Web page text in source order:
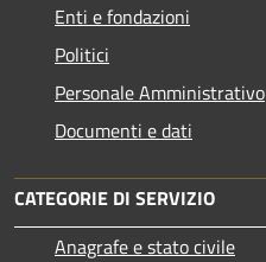
Enti e fondazioni
Politici
Personale Amministrativo
Documenti e dati
CATEGORIE DI SERVIZIO
Anagrafe e stato civile